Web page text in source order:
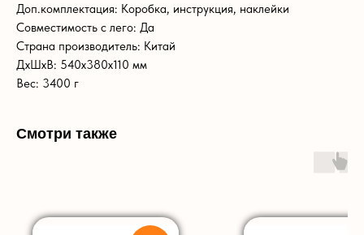
Доп.комплектация: Коробка, инструкция, наклейки
Совместимость с лего: Да
Страна производитель: Китай
ДxШxВ: 540x380x110 мм
Вес: 3400 г
Смотри также